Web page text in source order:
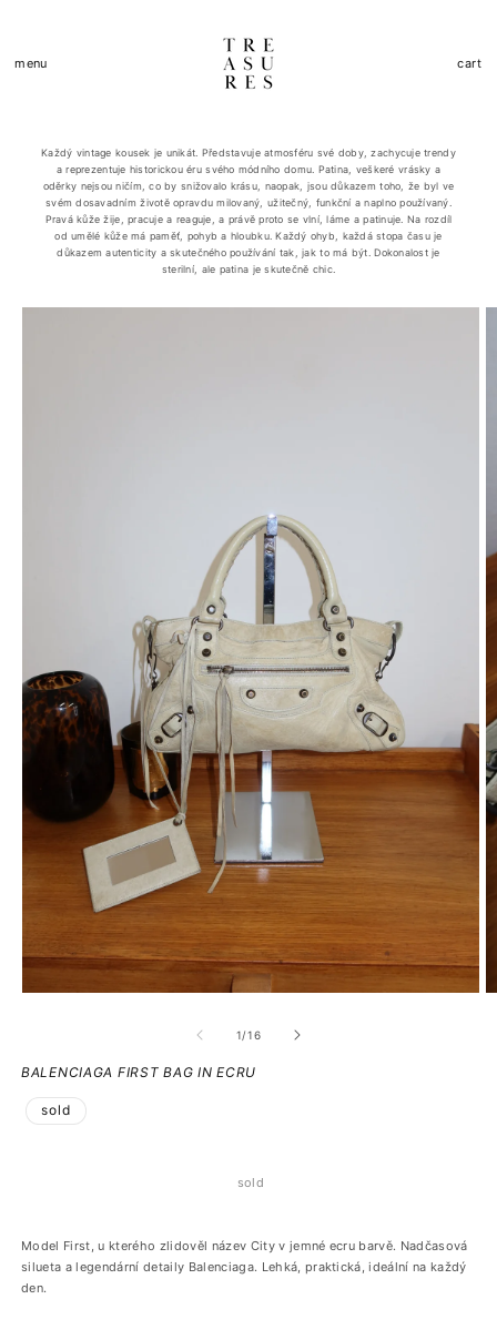
menu cart
Košík
Každý vintage kousek je unikát. Představuje atmosféru své doby, zachycuje trendy
a reprezentuje historickou éru svého módního domu. Patina, veškeré vrásky a
oděrky nejsou ničím, co by snižovalo krásu, naopak, jsou důkazem toho, že byl ve
svém dosavadním životě opravdu milovaný, užitečný, funkční a naplno používaný.
Pravá kůže žije, pracuje a reaguje, a právě proto se vlní, láme a patinuje. Na rozdíl
od umělé kůže má paměť, pohyb a hloubku. Každý ohyb, každá stopa času je
důkazem autenticity a skutečného používání tak, jak to má být. Dokonalost je
sterilní, ale patina je skutečně chic.
1/z16
BALENCIAGA FIRST BAG IN ECRU
sold
sold
Model First, u kterého zlidověl název City v jemné ecru barvě. Nadčasová
silueta a legendární detaily Balenciaga. Lehká, praktická, ideální na každý
den.